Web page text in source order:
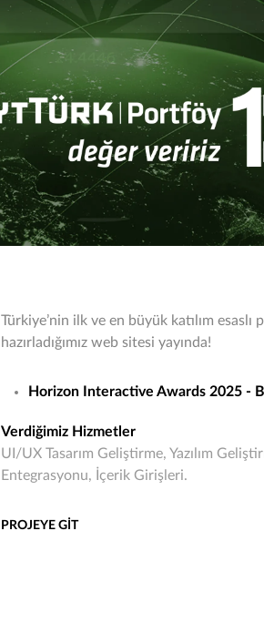
Türkiye’nin ilk ve en büyük katılım
hazırladığımız web sitesi yayında!
Horizon Interactive Awards 2025 -
Verdiğimiz Hizmetler
UI/UX Tasarım Geliştirme, Yazılım
Entegrasyonu, İçerik Girişleri.
PROJEYE GİT